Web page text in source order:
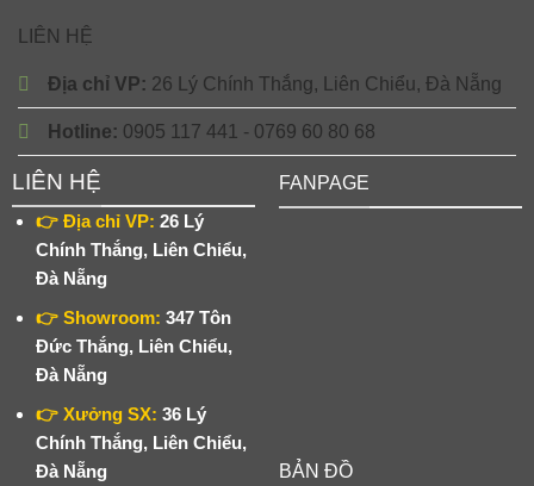
LIÊN HỆ
Địa chỉ VP: 26 Lý Chính Thắng, Liên Chiểu, Đà Nẵng
Hotline: 0905 117 441 - 0769 60 80 68
LIÊN HỆ
👉 Địa chỉ VP: 26 Lý
Chính Thắng, Liên Chiểu,
Đà Nẵng
👉 Showroom: 347 Tôn
Đức Thắng, Liên Chiểu,
Đà Nẵng
👉 Xưởng SX: 36 Lý
Chính Thắng, Liên Chiểu,
Đà Nẵng
FANPAGE
BẢN ĐỒ